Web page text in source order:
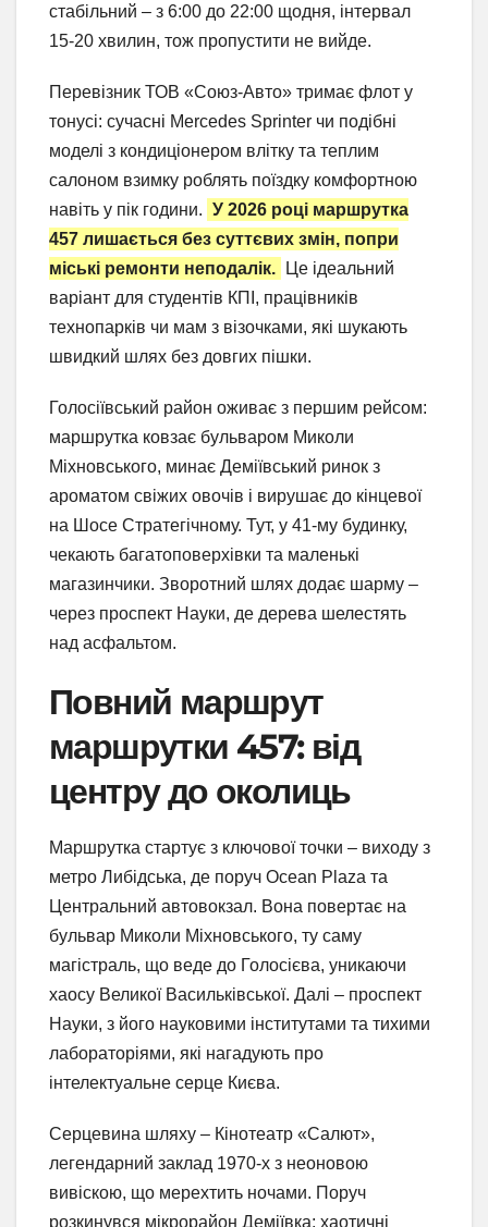
стабільний – з 6:00 до 22:00 щодня, інтервал
15-20 хвилин, тож пропустити не вийде.
Перевізник ТОВ «Союз-Авто» тримає флот у
тонусі: сучасні Mercedes Sprinter чи подібні
моделі з кондиціонером влітку та теплим
салоном взимку роблять поїздку комфортною
навіть у пік години. У 2026 році маршрутка
457 лишається без суттєвих змін, попри
міські ремонти неподалік.
Це ідеальний
варіант для студентів КПІ, працівників
технопарків чи мам з візочками, які шукають
швидкий шлях без довгих пішки.
Голосіївський район оживає з першим рейсом:
маршрутка ковзає бульваром Миколи
Міхновського, минає Деміївський ринок з
ароматом свіжих овочів і вирушає до кінцевої
на Шосе Стратегічному. Тут, у 41-му будинку,
чекають багатоповерхівки та маленькі
магазинчики. Зворотний шлях додає шарму –
через проспект Науки, де дерева шелестять
над асфальтом.
Повний маршрут
маршрутки 457: від
центру до околиць
Маршрутка стартує з ключової точки – виходу з
метро Либідська, де поруч Ocean Plaza та
Центральний автовокзал. Вона повертає на
бульвар Миколи Міхновського, ту саму
магістраль, що веде до Голосієва, уникаючи
хаосу Великої Васильківської. Далі – проспект
Науки, з його науковими інститутами та тихими
лабораторіями, які нагадують про
інтелектуальне серце Києва.
Серцевина шляху – Кінотеатр «Салют»,
легендарний заклад 1970-х з неоновою
вивіскою, що мерехтить ночами. Поруч
розкинувся мікрорайон Деміївка: хаотичні